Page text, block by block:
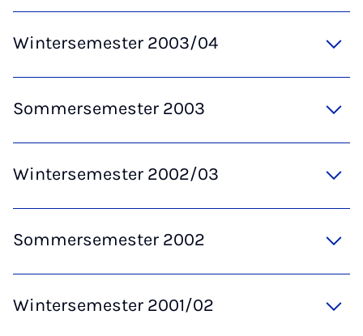
Wintersemester 2003/04
Sommersemester 2003
Wintersemester 2002/03
Sommersemester 2002
Wintersemester 2001/02